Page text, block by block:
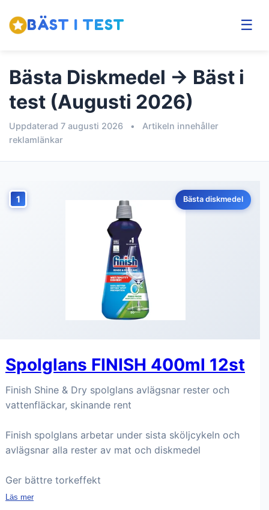
BÄST I TEST ☰
Bästa Diskmedel → Bäst i
test (Augusti 2026)
Uppdaterad 7 augusti 2026 •
Artikeln innehåller
reklamlänkar
1 Bästa diskmedel
Spolglans FINISH 400ml 12st
Finish Shine & Dry spolglans avlägsnar rester och
vattenfläckar, skinande rent
Finish spolglans arbetar under sista sköljcykeln och
avlägsnar alla rester av mat och diskmedel
Ger bättre torkeffekt
Läs mer